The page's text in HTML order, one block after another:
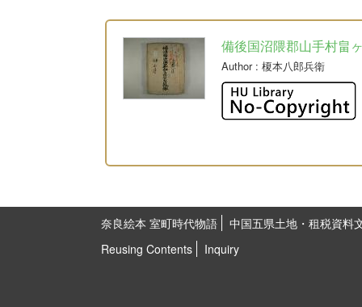
備後国沼隈郡山手村畠
Author: 榎本八郎兵衛
奈良絵本 室町時代物語
中国五県土地・租税資料
Reusing Contents
Inquiry